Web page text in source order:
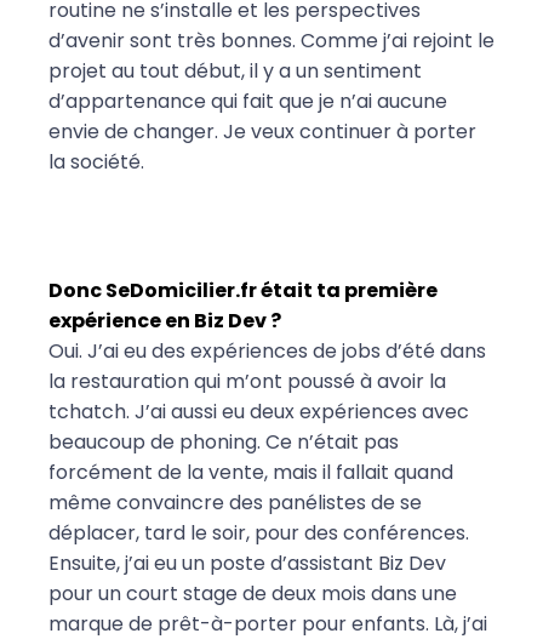
routine ne s’installe et les perspectives
d’avenir sont très bonnes. Comme j’ai rejoint le
projet au tout début, il y a un sentiment
d’appartenance qui fait que je n’ai aucune
envie de changer. Je veux continuer à porter
la société.
Donc SeDomicilier.fr était ta première
expérience en Biz Dev ?
Oui. J’ai eu des expériences de jobs d’été dans
la restauration qui m’ont poussé à avoir la
tchatch. J’ai aussi eu deux expériences avec
beaucoup de phoning. Ce n’était pas
forcément de la vente, mais il fallait quand
même convaincre des panélistes de se
déplacer, tard le soir, pour des conférences.
Ensuite, j’ai eu un poste d’assistant Biz Dev
pour un court stage de deux mois dans une
marque de prêt-à-porter pour enfants. Là, j’ai